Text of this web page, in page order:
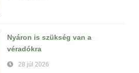
Nyáron is szükség van a
véradókra
28 júl 2026